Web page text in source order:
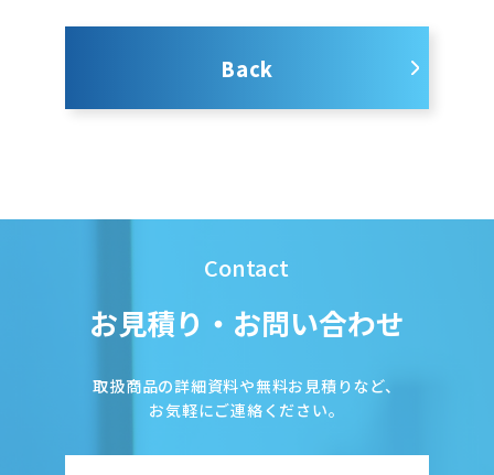
Back
Contact
お見積り・お問い合わせ
取扱商品の詳細資料や無料お見積りなど、
お気軽にご連絡ください。